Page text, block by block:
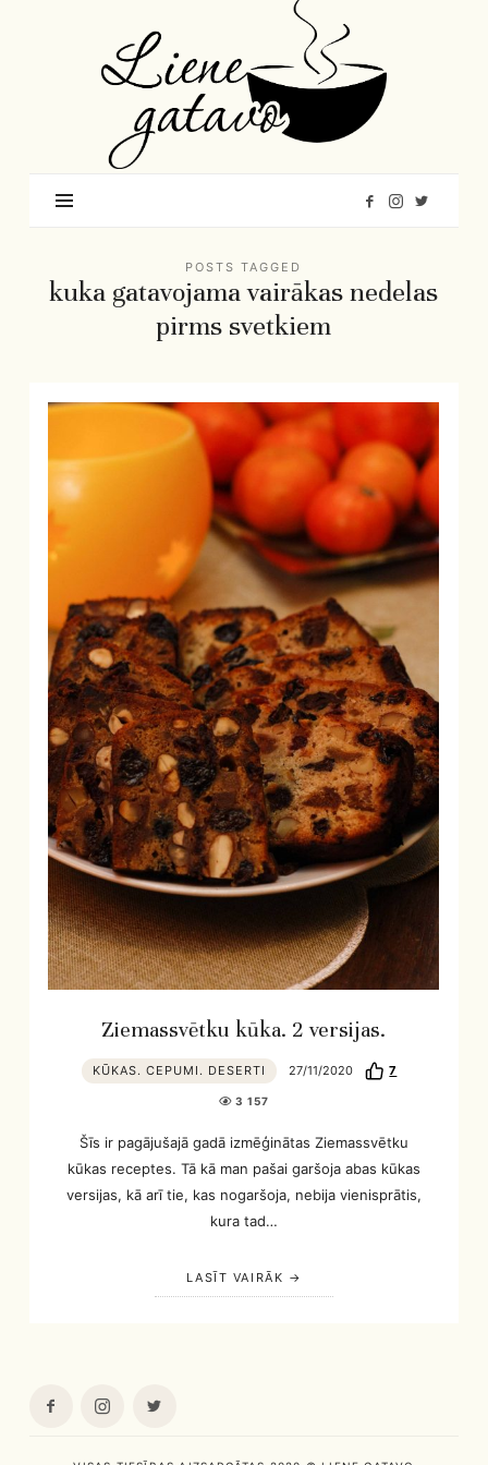
Gatavo
–
Mana
garšu
pasaule
POSTS TAGGED
kuka gatavojama vairākas nedelas
pirms svetkiem
Ziemassvētku kūka. 2 versijas.
KŪKAS. CEPUMI. DESERTI 27/11/2020 7
3 157
Šīs ir pagājušajā gadā izmēģinātas Ziemassvētku
kūkas receptes. Tā kā man pašai garšoja abas kūkas
versijas, kā arī tie, kas nogaršoja, nebija vienisprātis,
kura tad…
LASĪT VAIRĀK